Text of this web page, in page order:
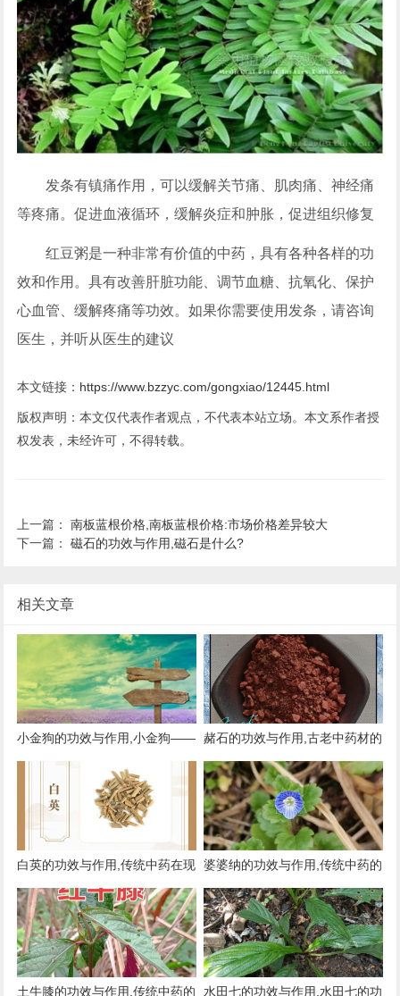
发条有镇痛作用，可以缓解关节痛、肌肉痛、神经痛
等疼痛。促进血液循环，缓解炎症和肿胀，促进组织修复
红豆粥是一种非常有价值的中药，具有各种各样的功
效和作用。具有改善肝脏功能、调节血糖、抗氧化、保护
心血管、缓解疼痛等功效。如果你需要使用发条，请咨询
医生，并听从医生的建议
本文链接： https://www.bzzyc.com/gongxiao/12445.html
版权声明：本文仅代表作者观点，不代表本站立场。本文系作者授
权发表，未经许可，不得转载。
上一篇：南板蓝根价格,南板蓝根价格:市场价格差异较大
下一篇：磁石的功效与作用,磁石是什么?
相关文章
小金狗的功效与作用,小金狗——
传统药材的现代应用
赭石的功效与作用,古老中药材的
现代应用
白英的功效与作用,传统中药在现
代生活中的应用
婆婆纳的功效与作用,传统中药的
新认识
土牛膝的功效与作用,传统中药的 水田七的功效与作用,水田七的功